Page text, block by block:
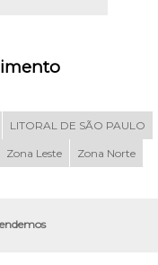
LITORAL DE SÃO PAULO
Zona Leste Zona Norte